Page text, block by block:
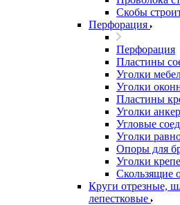
Скобы
Перфорация
Перфорация
Пластины
Уголки
Уголки
Пластины
Уголки
Угловые
Уголки
Опоры для
Уголки
Скользящие
Круги отрезные,
лепестковые